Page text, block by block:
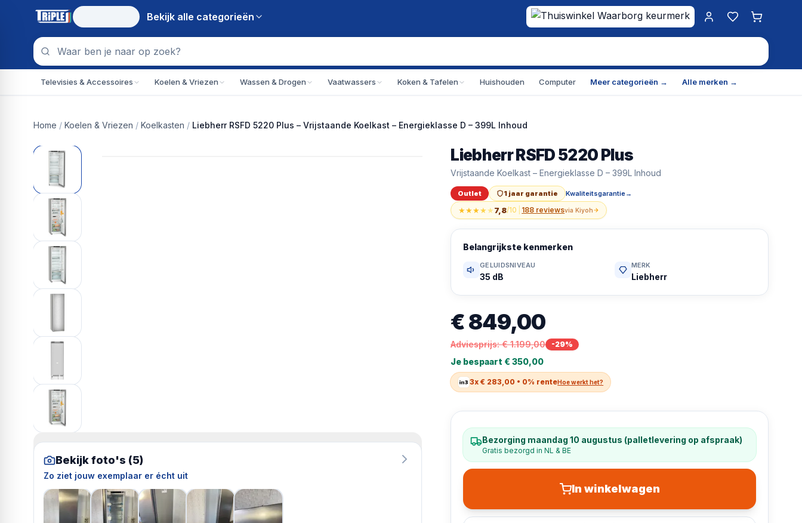
Bekijk alle categorieën
Mijn account
Favorieten
Televisies & Accessoires Koelen & Vriezen Wassen & Drogen Vaatwassers Koken & Tafelen Huishouden Computer Meer categorieën → Alle merken →
Home / Koelen & Vriezen / Koelkasten / Liebherr RSFD 5220 Plus – Vrijstaande Koelkast – Energieklasse D – 399L Inhoud
Bekijk foto's (5)
Zo ziet jouw exemplaar er écht uit
Outlet
Liebherr RSFD 5220 Plus - Vrijstaande Koelkast - Energieklasse D - 399L
Liebherr RSFD 5220 Plus
Vrijstaande Koelkast – Energieklasse D – 399L Inhoud
Outlet 1 jaar garantie Kwaliteitsgarantie→
★★★★★7,8/10 188 reviewsviaKiyoh
Belangrijkste kenmerken
GELUIDSNIVEAU
35 dB
MERK
Liebherr
€ 849,00
Adviesprijs:€ 1.199,00 -29%
Je bespaart € 350,00
3x € 283,00 • 0% renteHoe werkt het?
Bezorging maandag 10 augustus (palletlevering op afspraak)
Gratis bezorgd in NL & BE
In winkelwagen